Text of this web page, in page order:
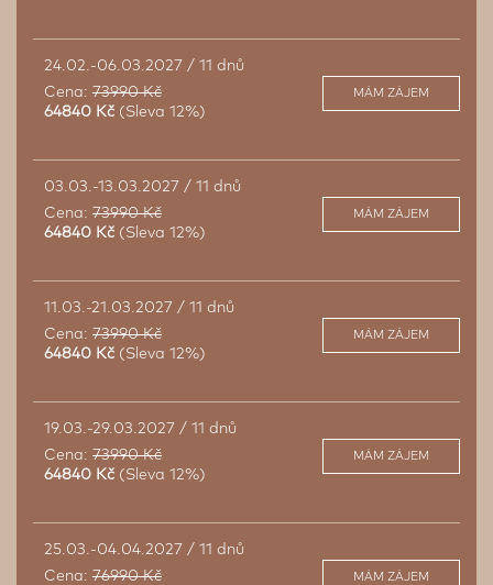
24.02.-06.03.2027 / 11 dnů
Cena: 73990 Kč
64840 Kč (Sleva 12%)
MÁM ZÁJEM
03.03.-13.03.2027 / 11 dnů
Cena: 73990 Kč
64840 Kč (Sleva 12%)
MÁM ZÁJEM
11.03.-21.03.2027 / 11 dnů
Cena: 73990 Kč
64840 Kč (Sleva 12%)
MÁM ZÁJEM
19.03.-29.03.2027 / 11 dnů
Cena: 73990 Kč
64840 Kč (Sleva 12%)
MÁM ZÁJEM
25.03.-04.04.2027 / 11 dnů
Cena: 76990 Kč
MÁM ZÁJEM